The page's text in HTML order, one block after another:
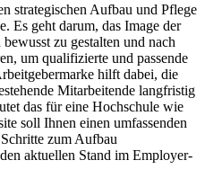
strategischen Aufbau und Pflege
Es geht darum, das Image der
zu gestalten und nach
um qualifizierte und passende
hilft dabei, die
Mitarbeitende langfristig
das für eine Hochschule wie
soll Ihnen einen umfassenden
zum Aufbau
aktuellen Stand im Employer-